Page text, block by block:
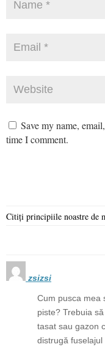
Save my name,
time I comment.
Citiți principiile noastre de
zsizsi
Cum pusca mea
piste? Trebuia
tasat sau gazon
distrugă